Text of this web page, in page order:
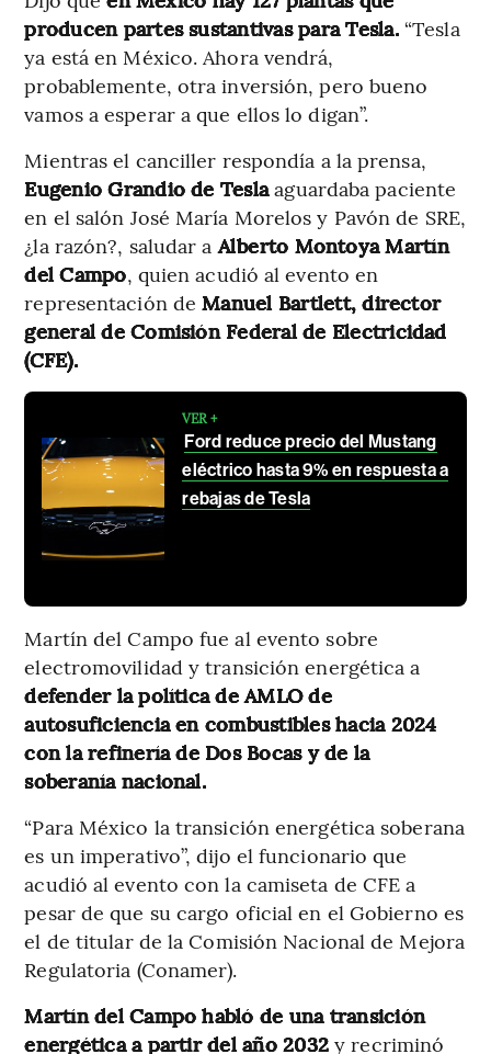
producen partes sustantivas para Tesla. “Tesla
ya está en México. Ahora vendrá,
probablemente, otra inversión, pero bueno
vamos a esperar a que ellos lo digan”.
Mientras el canciller respondía a la prensa,
Eugenio Grandio de Teslaaguardaba paciente
en el salón José María Morelos y Pavón de SRE,
¿la razón?, saludar aAlberto Montoya Martín
del Campo, quien acudió al evento en
representación deManuel Bartlett, director
general de Comisión Federal de Electricidad
(CFE).
VER +
Ford reduce precio del Mustang
eléctrico hasta 9% en respuesta a
rebajas de Tesla
Martín del Campo fue al evento sobre
electromovilidad y transición energética a
defender la política de AMLO de
autosuficiencia en combustibles hacia 2024
con la refinería de Dos Bocas y de la
soberanía nacional.
“Para México la transición energética soberana
es un imperativo”, dijo el funcionario que
acudió al evento con la camiseta de CFE a
pesar de que su cargo oficial en el Gobierno es
el de titular de la Comisión Nacional de Mejora
Regulatoria (Conamer).
Martín del Campo habló de una transición
energética a partir del año 2032 y recriminó